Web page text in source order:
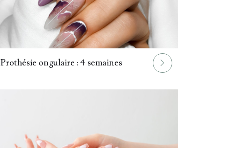
Prothésie ongulaire : 4 semaines